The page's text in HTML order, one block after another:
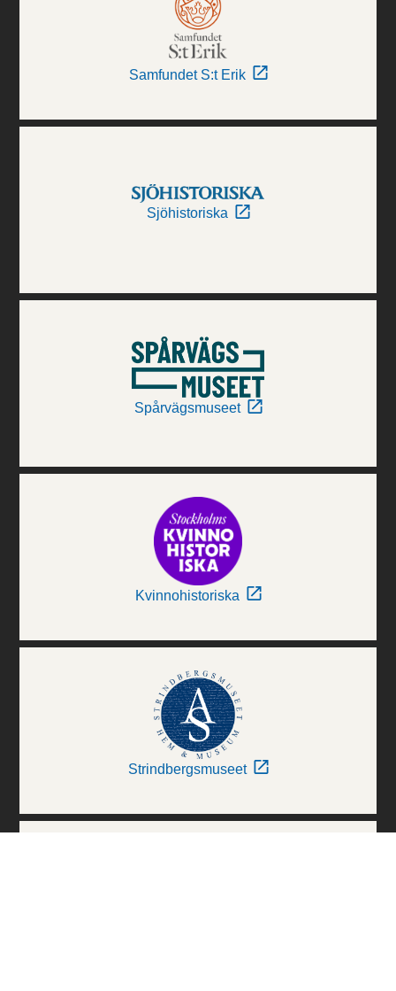
Samfundet S:t Erik
Sjöhistoriska
Spårvägsmuseet
Kvinnohistoriska
Strindbergsmuseet